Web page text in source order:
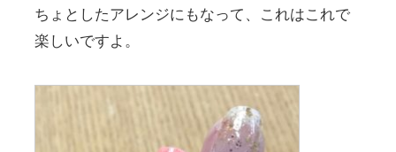
ちょとしたアレンジにもなって、これはこれで
楽しいですよ。